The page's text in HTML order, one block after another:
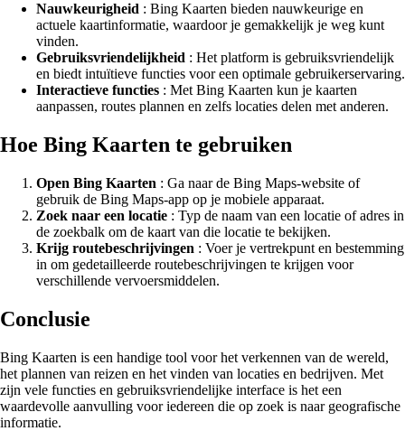
Nauwkeurigheid : Bing Kaarten bieden nauwkeurige en
actuele kaartinformatie, waardoor je gemakkelijk je weg kunt
vinden.
Gebruiksvriendelijkheid : Het platform is gebruiksvriendelijk
en biedt intuïtieve functies voor een optimale gebruikerservaring.
Interactieve functies : Met Bing Kaarten kun je kaarten
aanpassen, routes plannen en zelfs locaties delen met anderen.
Hoe Bing Kaarten te gebruiken
Open Bing Kaarten : Ga naar de Bing Maps-website of
gebruik de Bing Maps-app op je mobiele apparaat.
Zoek naar een locatie : Typ de naam van een locatie of adres in
de zoekbalk om de kaart van die locatie te bekijken.
Krijg routebeschrijvingen : Voer je vertrekpunt en bestemming
in om gedetailleerde routebeschrijvingen te krijgen voor
verschillende vervoersmiddelen.
Conclusie
Bing Kaarten is een handige tool voor het verkennen van de wereld,
het plannen van reizen en het vinden van locaties en bedrijven. Met
zijn vele functies en gebruiksvriendelijke interface is het een
waardevolle aanvulling voor iedereen die op zoek is naar geografische
informatie.